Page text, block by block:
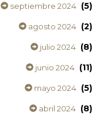
septiembre 2024 (5)
agosto 2024 (2)
julio 2024 (8)
junio 2024 (11)
mayo 2024 (5)
abril 2024 (8)